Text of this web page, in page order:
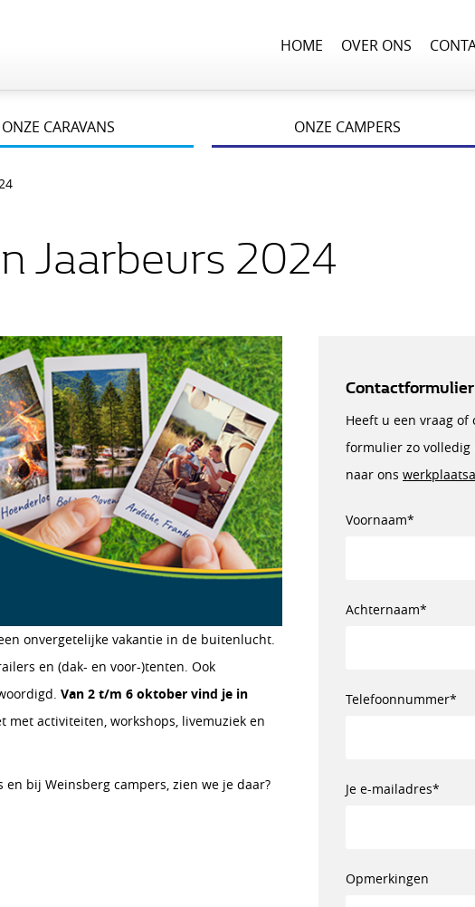
HOME OVER ONS
ONZE CARAVANS ONZE CAMPERS
Jaarbeurs 2024
onvergetelijke vakantie in de buitenlucht.
en (dak- en voor-)tenten. Ook
Van 2 t/m 6 oktober vind je in
met activiteiten, workshops, livemuziek en
bij Weinsberg campers, zien we je daar?
Contactformulier
Heeft u een vraag of
formulier zo volledig
naar ons
Voornaam*
Achternaam*
Telefoonnummer*
Je e-mailadres*
Opmerkingen